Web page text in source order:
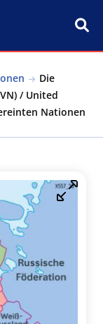
Die
/ United
Nationen